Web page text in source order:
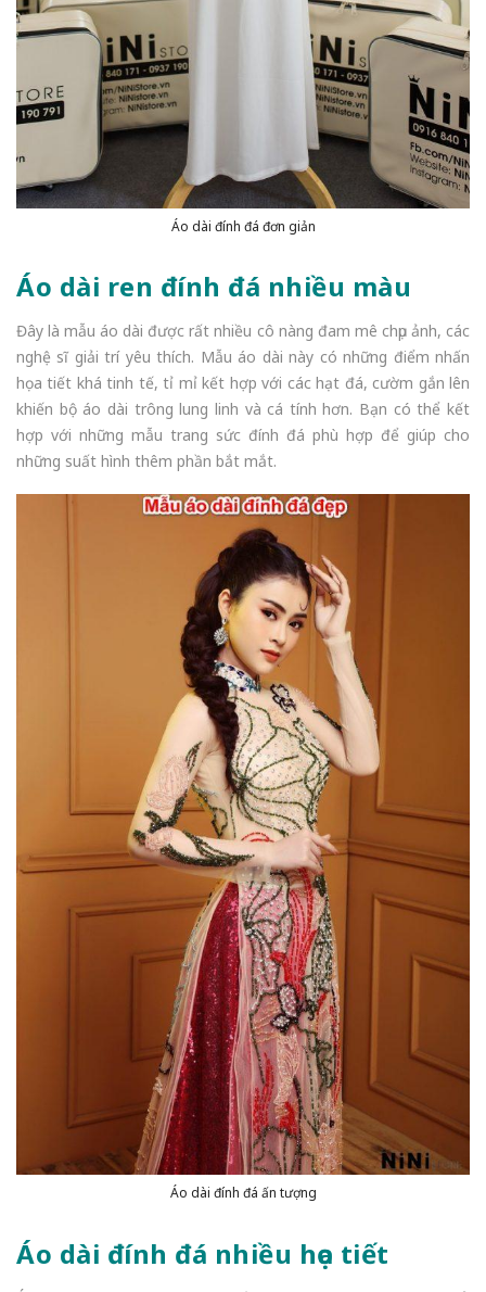
Áo dài đính đá đơn giản
Áo dài ren đính đá nhiều màu
Đây là mẫu áo dài được rất nhiều cô nàng đam mê chụp ảnh, các
nghệ sĩ giải trí yêu thích. Mẫu áo dài này có những điểm nhấn
họa tiết khá tinh tế, tỉ mỉ kết hợp với các hạt đá, cườm gắn lên
khiến bộ áo dài trông lung linh và cá tính hơn. Bạn có thể kết
hợp với những mẫu trang sức đính đá phù hợp để giúp cho
những suất hình thêm phần bắt mắt.
Áo dài đính đá ấn tượng
Áo dài đính đá nhiều họa tiết